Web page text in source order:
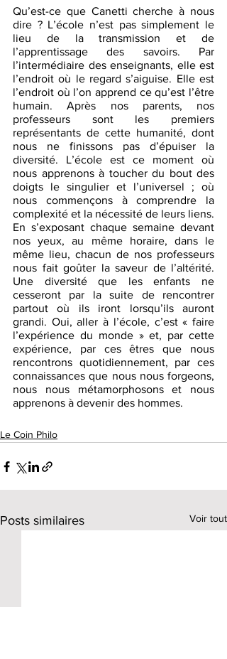
Qu’est-ce que Canetti cherche à nous
dire ? L’école n’est pas simplement le
lieu de la transmission et de
l’apprentissage des savoirs. Par
l’intermédiaire des enseignants, elle est
l’endroit où le regard s’aiguise. Elle est
l’endroit où l’on apprend ce qu’est l’être
humain. Après nos parents, nos
professeurs sont les premiers
représentants de cette humanité, dont
nous ne finissons pas d’épuiser la
diversité. L’école est ce moment où
nous apprenons à toucher du bout des
doigts le singulier et l’universel ; où
nous commençons à comprendre la
complexité et la nécessité de leurs liens.
En s’exposant chaque semaine devant
nos yeux, au même horaire, dans le
même lieu, chacun de nos professeurs
nous fait goûter la saveur de l’altérité.
Une diversité que les enfants ne
cesseront par la suite de rencontrer
partout où ils iront lorsqu’ils auront
grandi. Oui, aller à l’école, c’est « faire
l’expérience du monde » et, par cette
expérience, par ces êtres que nous
rencontrons quotidiennement, par ces
connaissances que nous nous forgeons,
nous nous métamorphosons et nous
apprenons à devenir des hommes.
Le Coin Philo
Posts similaires Voir tout